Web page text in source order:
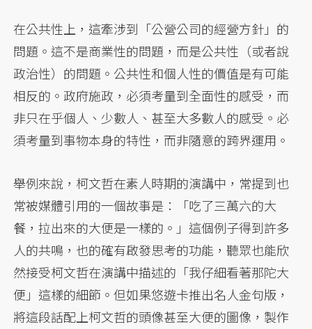
在公共性上，這牽涉到「公營公司的經營方針」的
問題。這不是商業性的問題，而是公共性（或者說
政治性）的問題。公共性和個人性的價值是有可能
相反的。政府施政，必須考量到全面性的感受，而
非只在乎個人、少數人、甚至大多數人的感受。必
須考量到事物本身的特性，而非隨意的跨界運用。
舉例來說，柯文哲在素人時期的演講中，常提到也
常被媒體引用的一個故事是：「吃了三萬六的大
餐，拉出來的大便是一樣的。」這個例子得到許多
人的共鳴，也的確有啟發思考的功能，聽眾也能欣
然接受柯文哲在演講中描述的「我仔細看著那陀大
便」這樣的細節。但如果悠遊卡推出名人金句版，
將這段話配上柯文哲的頭像甚至大便的圖像，製作